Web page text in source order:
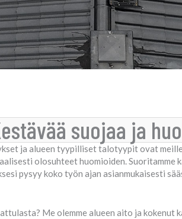
suojaa ja
ja alueen tyypilliset talotyypit ovat
olosuhteet huomioiden.
pysyy koko työn ajan asianmukaisesti
Me olemme alueen aito ja